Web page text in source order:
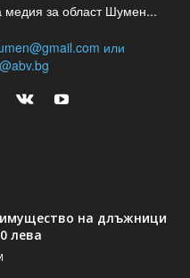
медия за област Шумен...
или
на длъжници
лева